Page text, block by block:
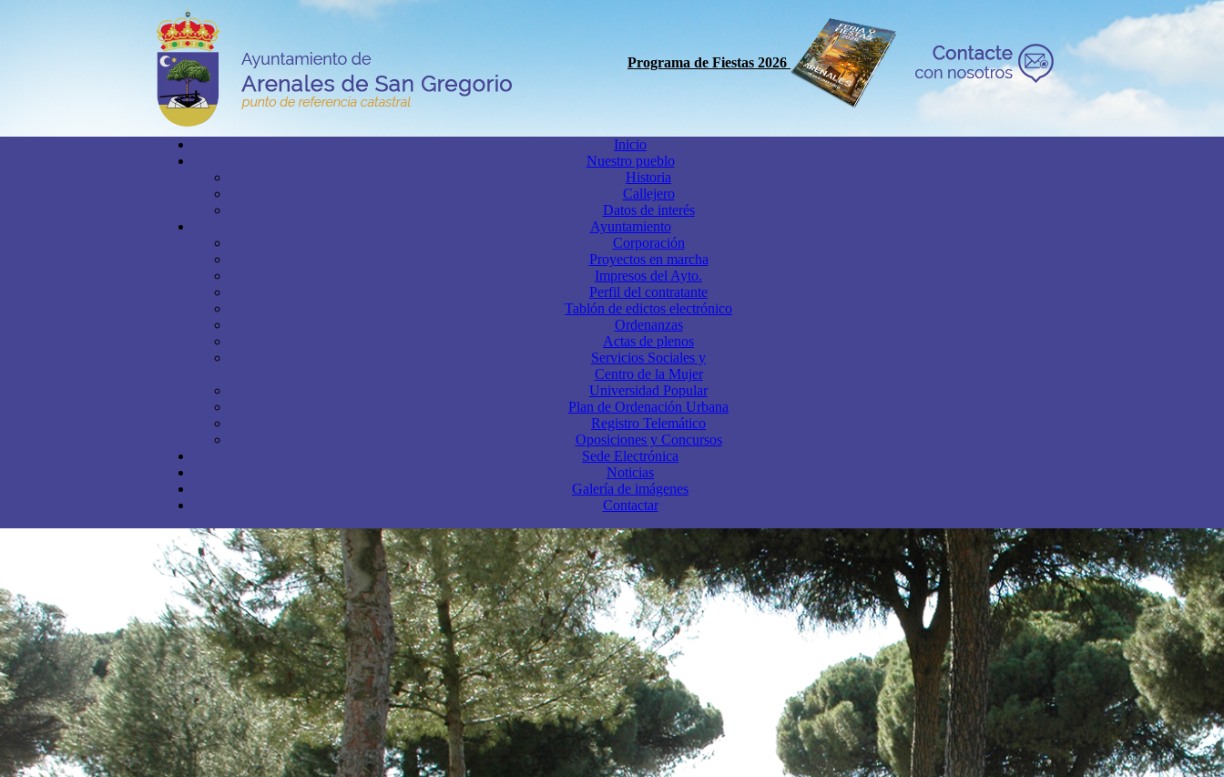
Programa de Fiestas 2026
Inicio
Nuestro pueblo
Historia
Callejero
Datos de interés
Ayuntamiento
Corporación
Proyectos en marcha
Impresos del Ayto.
Perfil del contratante
Tablón de edictos electrónico
Ordenanzas
Actas de plenos
Servicios Sociales y
Centro de la Mujer
Universidad Popular
Plan de Ordenación Urbana
Registro Telemático
Oposiciones y Concursos
Sede Electrónica
Noticias
Galería de imágenes
Contactar